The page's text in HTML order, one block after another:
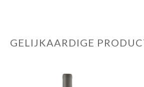
GELIJKAARDIGE